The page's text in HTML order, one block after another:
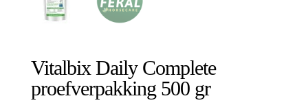
Vitalbix Daily Complete
proefverpakking 500 gr